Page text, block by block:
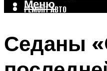
РЕМОНТ АВТО
Меню
Меню
Седаны